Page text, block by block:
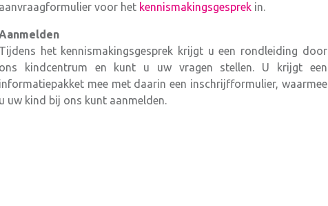
aanvraagformulier voor het kennismakingsgesprek in.
Tijdens het kennismakingsgesprek krijgt u een rondleiding door
ons kindcentrum en kunt u uw vragen stellen. U krijgt een
informatiepakket mee met daarin een inschrijfformulier, waarmee
u uw kind bij ons kunt aanmelden.